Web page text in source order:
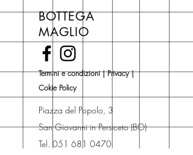
di copertina, escluse le ultime
novità Maglio Editore (vedi etichetta
Novità).
Una volta nel carrello puoi decidere
se acquistare sul sito con
spedizione con corriere o se
risparmiare sulle spese di
spedizione e ritirare il libro presso
Libreria degli Orsi, Piazza del
Popolo 3, 40017
BOTTEGA
MAGLIO
Termini e condizioni|Privacy|
Cokie Policy
Piazza del Popolo, 3
San Giovanni in Persiceto (BO)
Tel. 051 681 0470